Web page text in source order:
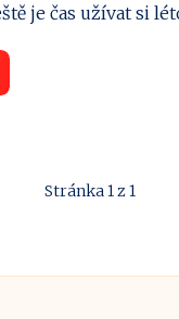
je čas užívat si
Stránka 1 z 1